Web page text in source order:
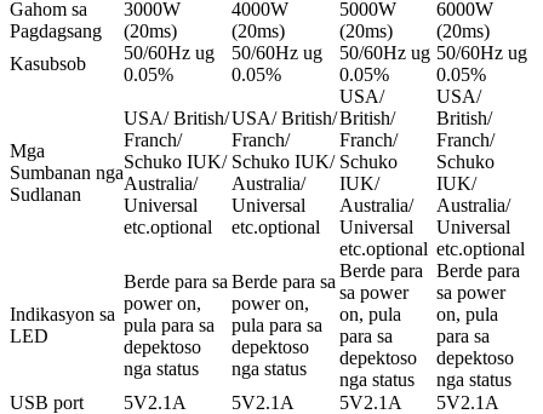
Gahom sa
Pagdagsang
3000W
(20ms)
4000W
(20ms)
5000W
(20ms)
6000W
(20ms)
Kasubsob
50/60Hz ug
0.05%
50/60Hz ug
0.05%
50/60Hz ug
0.05%
50/60Hz ug
0.05%
Mga
Sumbanan nga
Sudlanan
USA/ British/
Franch/
Schuko IUK/
Australia/
Universal
etc.optional
USA/ British/
Franch/
Schuko IUK/
Australia/
Universal
etc.optional
USA/
British/
Franch/
Schuko
IUK/
Australia/
Universal
etc.optional
USA/
British/
Franch/
Schuko
IUK/
Australia/
Universal
etc.optional
Indikasyon sa
LED
Berde para sa
power on,
pula para sa
depektoso
nga status
Berde para sa
power on,
pula para sa
depektoso
nga status
Berde para
sa power
on, pula
para sa
depektoso
nga status
Berde para
sa power
on, pula
para sa
depektoso
nga status
USB port
5V2.1A 5V2.1A 5V2.1A 5V2.1A